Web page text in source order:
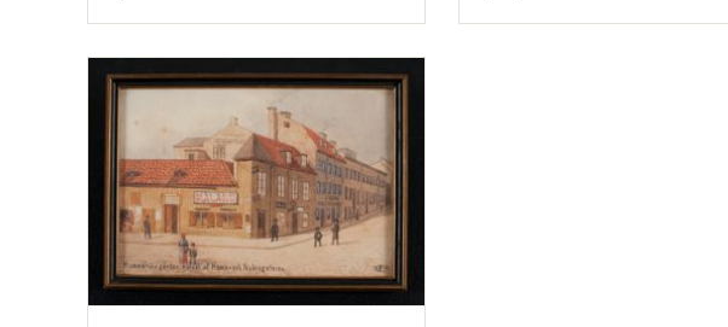
Typ Typ